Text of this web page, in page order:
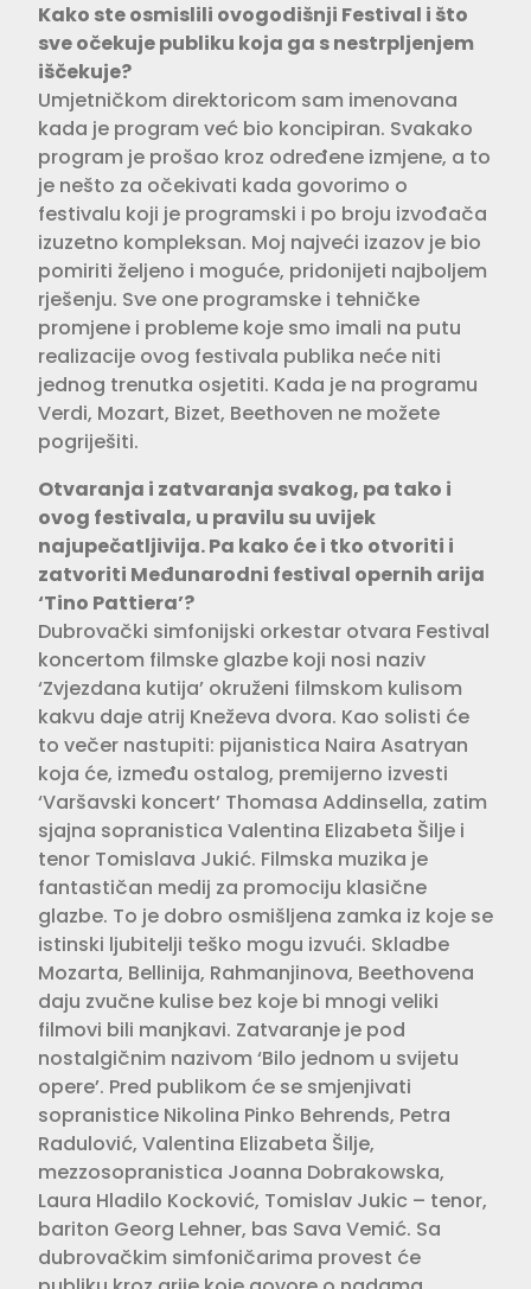
Kako ste osmislili ovogodišnji Festival i što
sve očekuje publiku koja ga s nestrpljenjem
iščekuje?
Umjetničkom direktoricom sam imenovana
kada je program već bio koncipiran. Svakako
program je prošao kroz određene izmjene, a to
je nešto za očekivati kada govorimo o
festivalu koji je programski i po broju izvođača
izuzetno kompleksan. Moj najveći izazov je bio
pomiriti željeno i moguće, pridonijeti najboljem
rješenju. Sve one programske i tehničke
promjene i probleme koje smo imali na putu
realizacije ovog festivala publika neće niti
jednog trenutka osjetiti. Kada je na programu
Verdi, Mozart, Bizet, Beethoven ne možete
pogriješiti.
Otvaranja i zatvaranja svakog, pa tako i
ovog festivala, u pravilu su uvijek
najupečatljivija. Pa kako će i tko otvoriti i
zatvoriti Međunarodni festival opernih arija
‘Tino Pattiera’?
Dubrovački simfonijski orkestar otvara Festival
koncertom filmske glazbe koji nosi naziv
‘Zvjezdana kutija’ okruženi filmskom kulisom
kakvu daje atrij Kneževa dvora. Kao solisti će
to večer nastupiti: pijanistica Naira Asatryan
koja će, između ostalog, premijerno izvesti
‘Varšavski koncert’ Thomasa Addinsella, zatim
sjajna sopranistica Valentina Elizabeta Šilje i
tenor Tomislava Jukić. Filmska muzika je
fantastičan medij za promociju klasične
glazbe. To je dobro osmišljena zamka iz koje se
istinski ljubitelji teško mogu izvući. Skladbe
Mozarta, Bellinija, Rahmanjinova, Beethovena
daju zvučne kulise bez koje bi mnogi veliki
filmovi bili manjkavi. Zatvaranje je pod
nostalgičnim nazivom ‘Bilo jednom u svijetu
opere’. Pred publikom će se smjenjivati
sopranistice Nikolina Pinko Behrends, Petra
Radulović, Valentina Elizabeta Šilje,
mezzosopranistica Joanna Dobrakowska,
Laura Hladilo Kocković, Tomislav Jukic – tenor,
bariton Georg Lehner, bas Sava Vemić. Sa
dubrovačkim simfoničarima provest će